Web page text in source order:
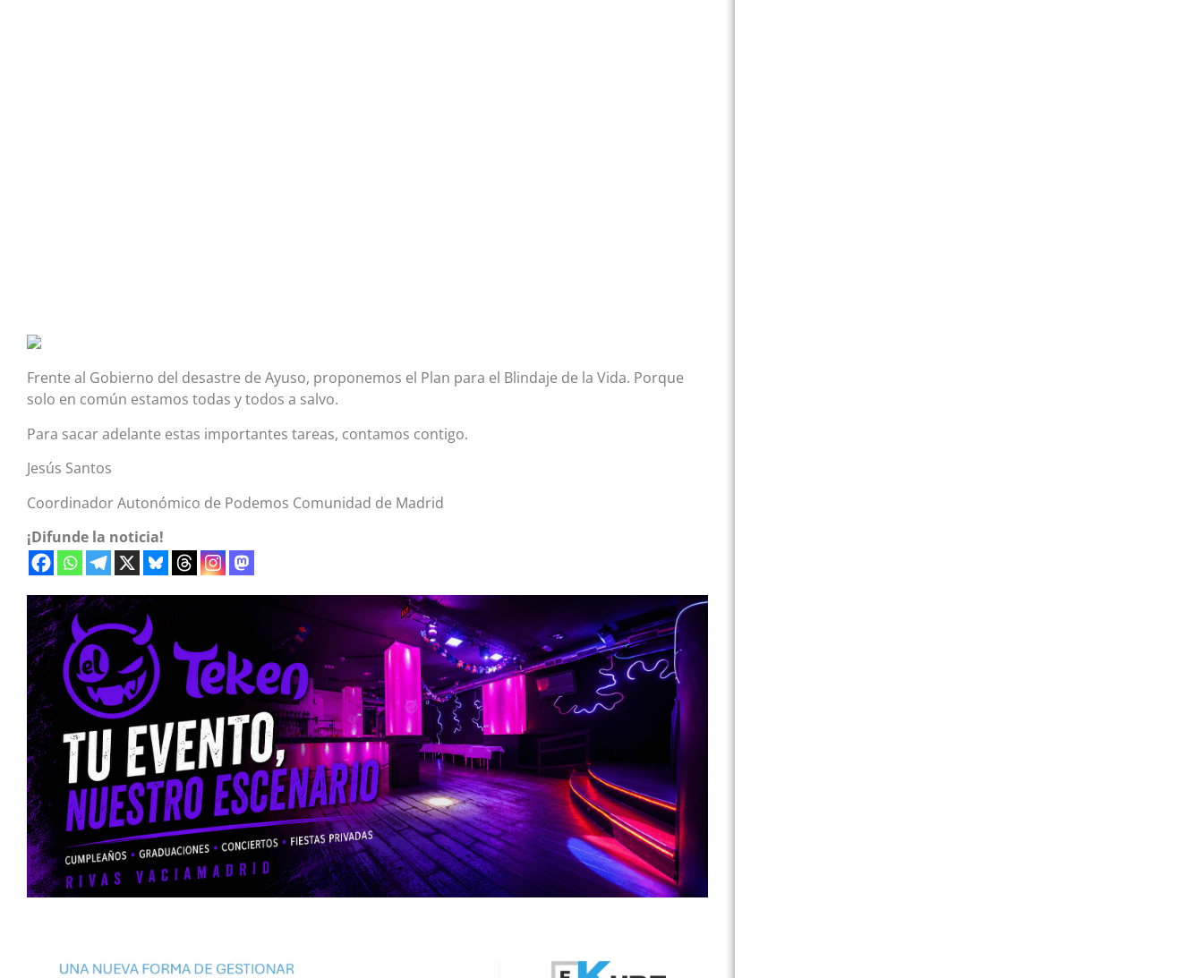
Frente al Gobierno del desastre de Ayuso, proponemos el Plan para el Blindaje de la Vida. Porque
solo en común estamos todas y todos a salvo.
Para sacar adelante estas importantes tareas, contamos contigo.
Jesús Santos
Coordinador Autonómico de Podemos Comunidad de Madrid
¡Difunde la noticia!